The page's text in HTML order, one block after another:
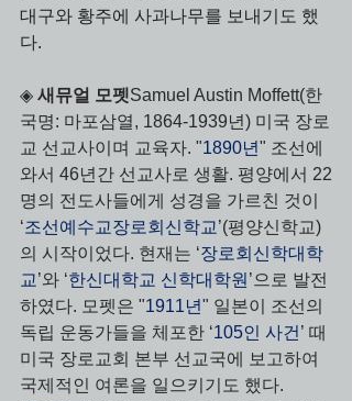
대구와 황주에 사과나무를 보내기도 했
다.
◈ 새뮤얼 모펫Samuel Austin Moffett(한
국명: 마포삼열, 1864-1939년) 미국 장로
교 선교사이며 교육자. "1890년" 조선에
와서 46년간 선교사로 생활. 평양에서 22
명의 전도사들에게 성경을 가르친 것이
‘조선예수교장로회신학교’(평양신학교)
의 시작이었다. 현재는 ‘장로회신학대학
교’와 ‘한신대학교 신학대학원 ’으로 발전
하였다. 모펫은 "1911년" 일본이 조선의
독립 운동가들을 체포한 ‘105인 사건 ’ 때
미국 장로교회 본부 선교국에 보고하여
국제적인 여론을 일으키기도 했다.